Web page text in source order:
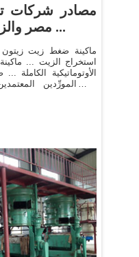
مصادر شركات
مصر والزيتون في مصر في ...
ماكينة ضغط زيت زيتون
استخراج الزيت ...
الأوتوماتيكية الكاملة